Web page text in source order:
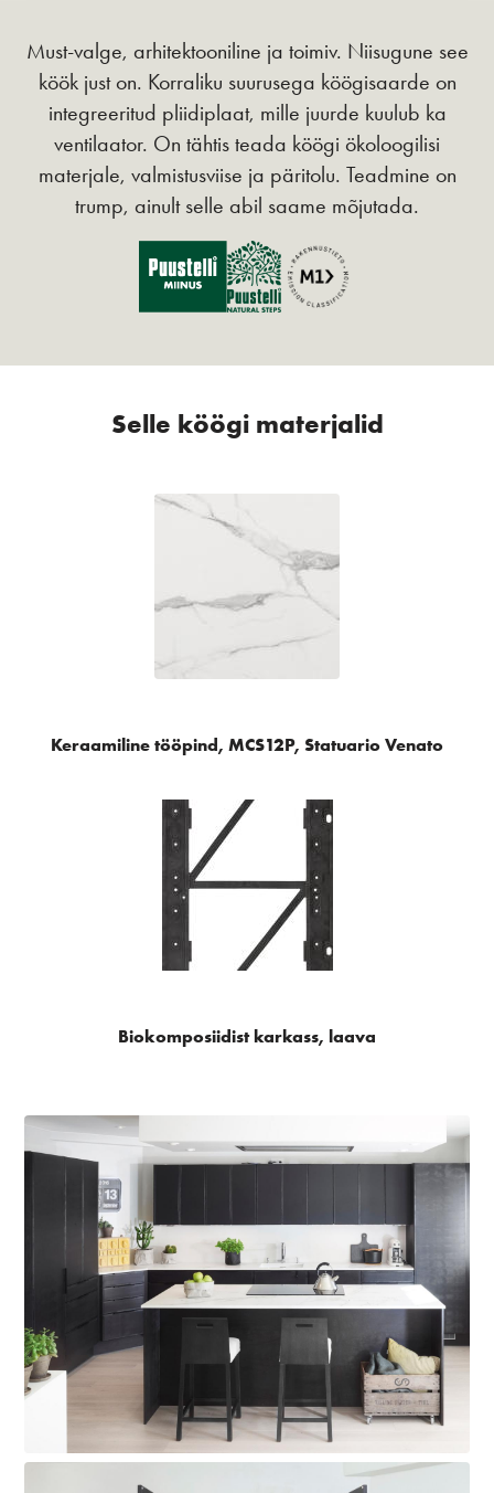
Must-valge, arhitektooniline ja toimiv. Niisugune see
köök just on. Korraliku suurusega köögisaarde on
integreeritud pliidiplaat, mille juurde kuulub ka
ventilaator. On tähtis teada köögi ökoloogilisi
materjale, valmistusviise ja päritolu. Teadmine on
trump, ainult selle abil saame mõjutada.
Selle köögi materjalid
Keraamiline tööpind, MCS12P, Statuario Venato
Biokomposiidist karkass, laava